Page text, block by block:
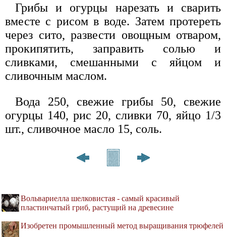
Грибы и огурцы нарезать и сварить
вместе с рисом в воде. Затем протереть
через сито, развести овощным отваром,
прокипятить, заправить солью и
сливками, смешанными с яйцом и
сливочным маслом.
Вода 250, свежие грибы 50, свежие
огурцы 140, рис 20, сливки 70, яйцо 1/3
шт., сливочное масло 15, соль.
Вольвариелла шелковистая - самый красивый
пластинчатый гриб, растущий на древесине
Изобретен промышленный метод выращивания трюфелей